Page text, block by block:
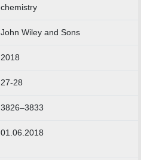
chemistry
John Wiley and Sons
2018
27-28
3826–3833
01.06.2018